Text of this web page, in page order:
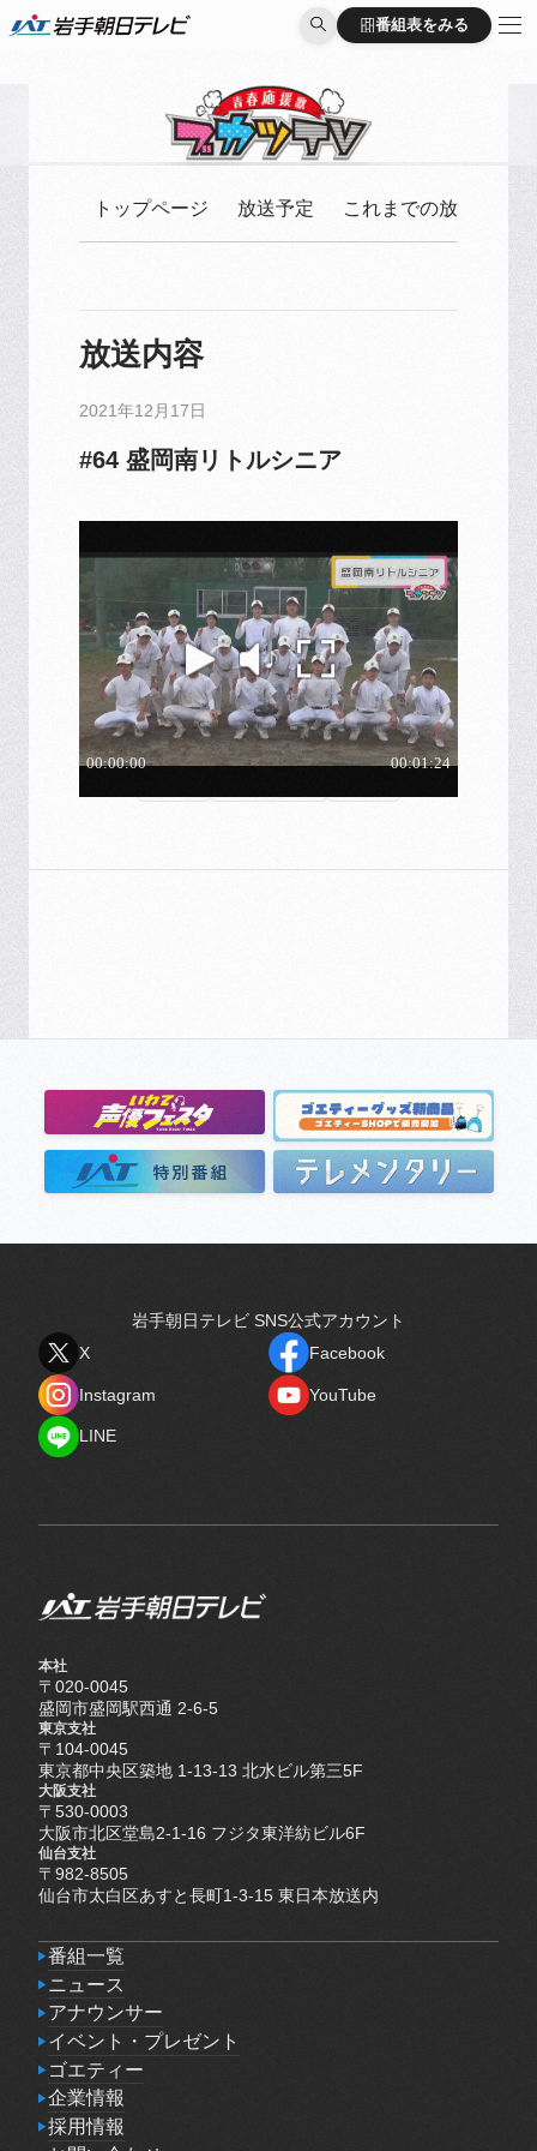
番組表をみる
番組表をみる
トップページ 放送予定 これまでの放送
放送内容
2021年12月17日
#64 盛岡南リトルシニア
岩手朝日テレビ SNS公式アカウント
X
Facebook
Instagram
YouTube
LINE
本社
〒020-0045
盛岡市盛岡駅西通 2-6-5
東京支社
〒104-0045
東京都中央区築地 1-13-13 北水ビル第三5F
大阪支社
〒530-0003
大阪市北区堂島2-1-16 フジタ東洋紡ビル6F
仙台支社
〒982-8505
仙台市太白区あすと長町1-3-15 東日本放送内
番組一覧
番組一覧
ニュース
ニュース
アナウンサー
アナウンサー
イベント・プレゼント
イベント・プレゼント
ゴエティー
ゴエティー
企業情報
企業情報
採用情報